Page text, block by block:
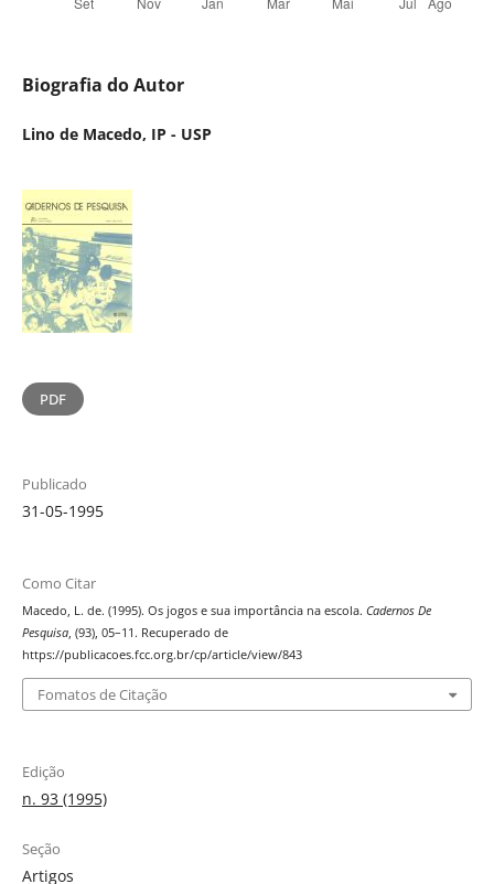
Biografia do Autor
Lino de Macedo, IP - USP
PDF
Publicado
31-05-1995
Como Citar
Macedo, L. de. (1995). Os jogos e sua importância na escola. Cadernos De
Pesquisa, (93), 05–11. Recuperado de
https://publicacoes.fcc.org.br/cp/article/view/843
Fomatos de Citação
Edição
n. 93 (1995)
Seção
Artigos